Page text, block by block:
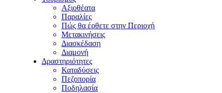
Αξιοθέατα
Παραλίες
Πώς θα έρθετε στην Περιοχή
Μετακινήσεις
Διασκέδαση
Διαμονή
Δραστηριότητες
Καταδύσεις
Πεζοπορία
Ποδηλασία